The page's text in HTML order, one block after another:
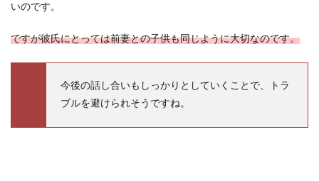
いのです。
ですが彼氏にとっては前妻との子供も同じように大切なのです。
今後の話し合いもしっかりとしていくことで、トラ
ブルを避けられそうですね。